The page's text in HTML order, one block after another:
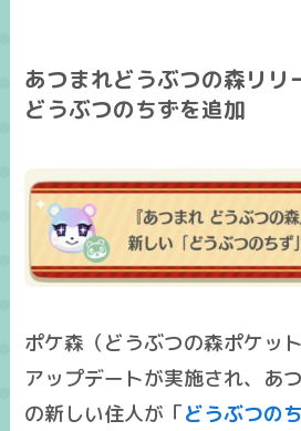
あつまれどうぶつの森リリ
どうぶつのちずを追加
ポケ森（どうぶつの森ポケッ
アップデートが実施され、あ
の新しい住人が「どうぶつの